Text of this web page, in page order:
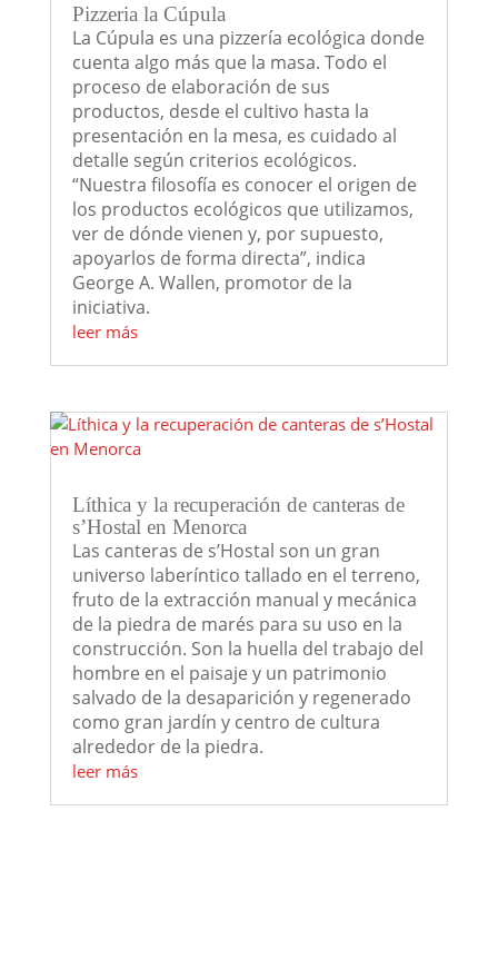
Pizzeria la Cúpula
La Cúpula es una pizzería ecológica donde
cuenta algo más que la masa. Todo el
proceso de elaboración de sus
productos, desde el cultivo hasta la
presentación en la mesa, es cuidado al
detalle según criterios ecológicos.
“Nuestra filosofía es conocer el origen de
los productos ecológicos que utilizamos,
ver de dónde vienen y, por supuesto,
apoyarlos de forma directa”, indica
George A. Wallen, promotor de la
iniciativa.
leer más
Líthica y la recuperación de canteras de
s’Hostal en Menorca
Las canteras de s’Hostal son un gran
universo laberíntico tallado en el terreno,
fruto de la extracción manual y mecánica
de la piedra de marés para su uso en la
construcción. Son la huella del trabajo del
hombre en el paisaje y un patrimonio
salvado de la desaparición y regenerado
como gran jardín y centro de cultura
alrededor de la piedra.
leer más